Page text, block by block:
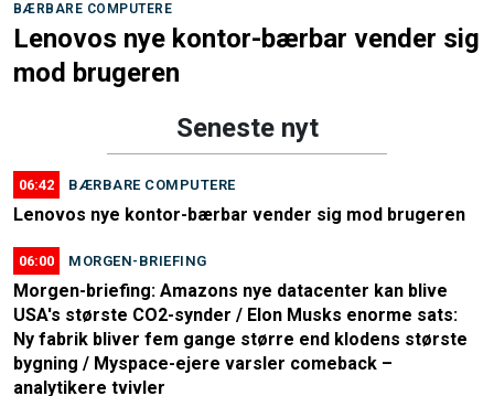
BÆRBARE COMPUTERE
Lenovos nye kontor-bærbar vender sig
mod brugeren
Seneste nyt
06:42 BÆRBARE COMPUTERE
Lenovos nye kontor-bærbar vender sig mod brugeren
06:00 MORGEN-BRIEFING
Morgen-briefing: Amazons nye datacenter kan blive
USA's største CO2-synder / Elon Musks enorme sats:
Ny fabrik bliver fem gange større end klodens største
bygning / Myspace-ejere varsler comeback –
analytikere tvivler